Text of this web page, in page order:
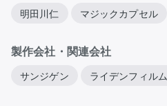
明田川仁 マジックカプセル
製作会社・関連会社
サンジゲン ライデンフィルム